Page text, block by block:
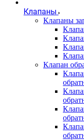
Клапаны
Клапаны
Клапан